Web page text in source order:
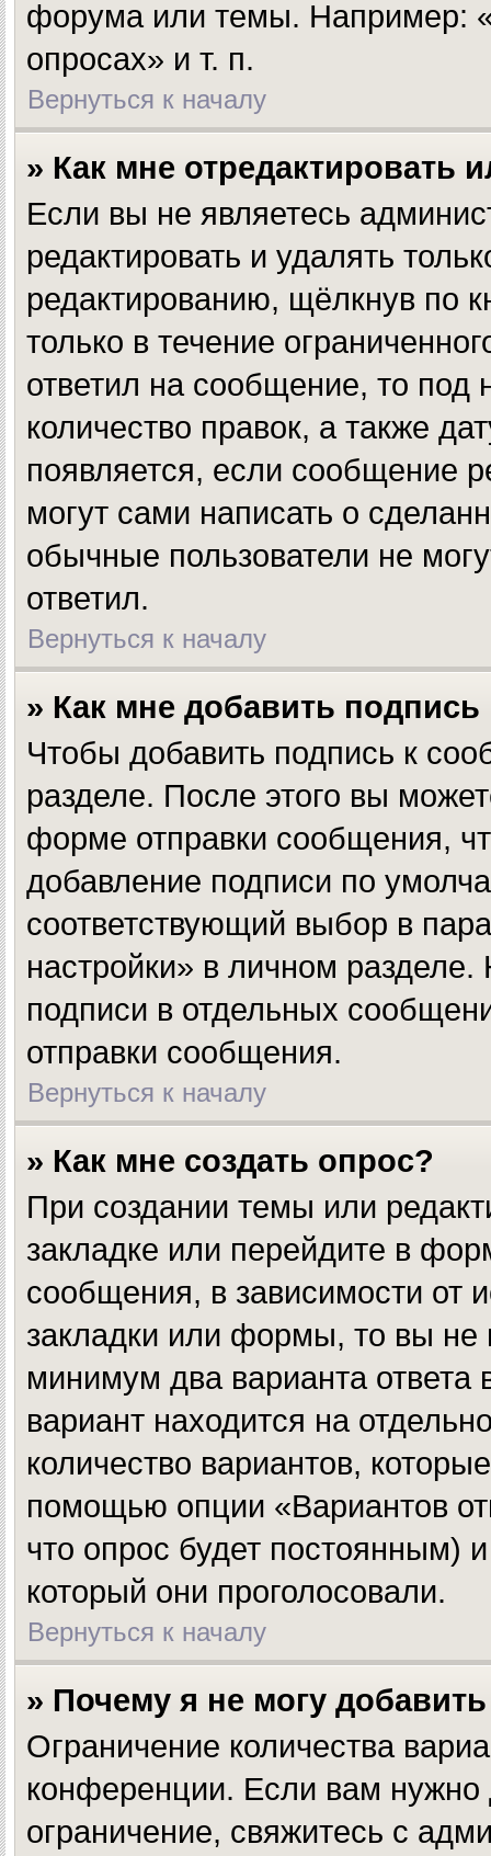
форума или темы. Например:
опросах» и т. п.
Вернуться к началу
» Как мне отредактировать
Если вы не являетесь
редактировать и удалять
редактированию, щёлкнув по
только в течение
ответил на сообщение, то под
количество правок, а также
появляется, если сообщение
могут сами написать о
обычные пользователи не
ответил.
Вернуться к началу
» Как мне добавить
Чтобы добавить подпись к
разделе. После этого вы
форме отправки сообщения,
добавление подписи по
соответствующий выбор в
настройки» в личном
подписи в отдельных
отправки сообщения.
Вернуться к началу
» Как мне создать опрос?
При создании темы или
закладке или перейдите в
сообщения, в зависимости от
закладки или формы, то вы не
минимум два варианта
вариант находится на
количество вариантов,
помощью опции «Вариантов
что опрос будет постоянным)
который они проголосовали.
Вернуться к началу
» Почему я не могу
Ограничение количества
конференции. Если вам нужно
ограничение, свяжитесь с